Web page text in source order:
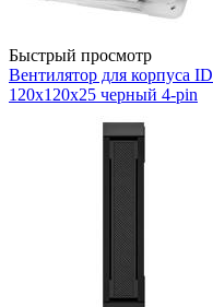
Быстрый просмотр
Вентилятор для корпуса
120х120x25 черный 4-pin